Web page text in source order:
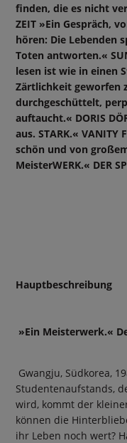
finden, die es nicht
ZEIT »Ein Gespräch,
hören: Die Lebenden
Toten antworten.«
lesen ist wie in einen
Zärtlichkeit geworfen
durchgeschüttelt,
auftaucht.« DORIS
aus. STARK.«
schön und von
MeisterWERK.« DER
Hauptbeschreibung
»Ein Meisterwerk.«
Gwangju, Südkorea,
Studentenaufstands,
wird, kommt der
können die
ihr Leben noch wert?